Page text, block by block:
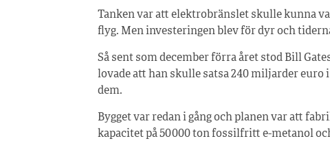
Tanken var att elektrobränslet skulle kunna
flyg. Men investeringen blev för dyr och
Så sent som december förra året stod Bill
lovade att han skulle satsa 240 miljarder euro
dem.
Bygget var redan i gång och planen var att
kapacitet på 50 000 ton fossilfritt e-metanol